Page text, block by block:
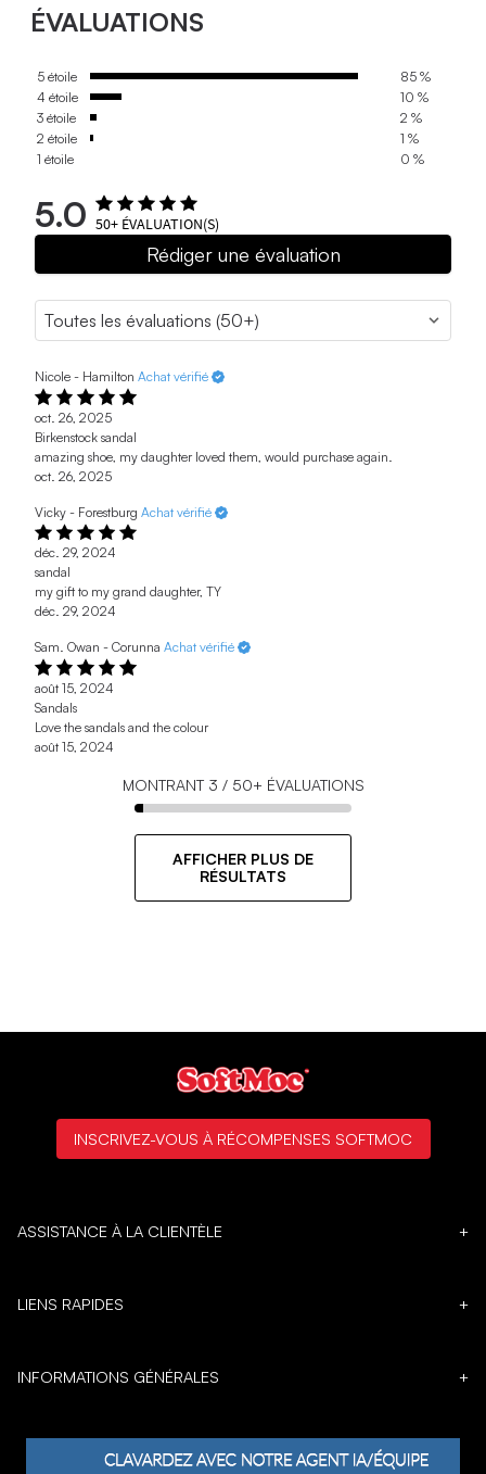
ÉVALUATIONS
5 étoile
85 %
4 étoile
10 %
3 étoile
2 %
2 étoile
1 %
1 étoile
0 %
5.0 50+ ÉVALUATION(S)
Rédiger une évaluation
Nicole - Hamilton Achat vérifié
oct. 26, 2025
Birkenstock sandal
amazing shoe, my daughter loved them, would purchase again.
oct. 26, 2025
Vicky - Forestburg Achat vérifié
déc. 29, 2024
sandal
my gift to my grand daughter, TY
déc. 29, 2024
Sam. Owan - Corunna Achat vérifié
août 15, 2024
Sandals
Love the sandals and the colour
août 15, 2024
MONTRANT 3 / 50+ ÉVALUATIONS
AFFICHER PLUS DE
RÉSULTATS
ASSISTANCE À LA CLIENTÈLE +
LIENS RAPIDES +
INFORMATIONS GÉNÉRALES +
INSCRIVEZ-VOUS À RÉCOMPENSES SOFTMOC